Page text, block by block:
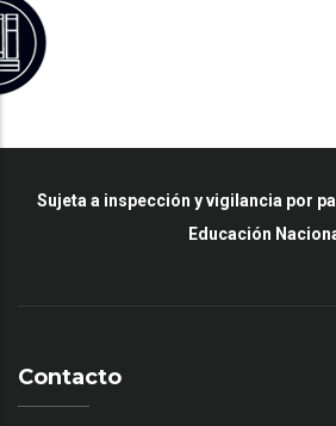
Sujeta a inspección y vigilancia por
Educación
Contacto